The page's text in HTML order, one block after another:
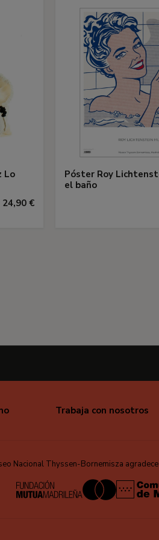
Lo
24,90 €
Póster Roy
el baño
Trabaja con nosotros
Nacional Thyssen-Bornemisza